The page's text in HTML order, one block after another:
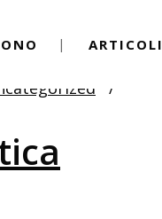
ARTICOLI